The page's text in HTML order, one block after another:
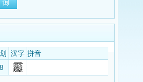
汉字 拼音